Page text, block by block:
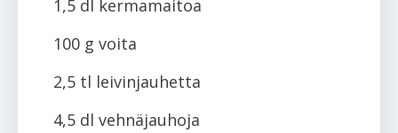
1,5 dl kermamaitoa
100 g voita
2,5 tl leivinjauhetta
4,5 dl vehnäjauhoja